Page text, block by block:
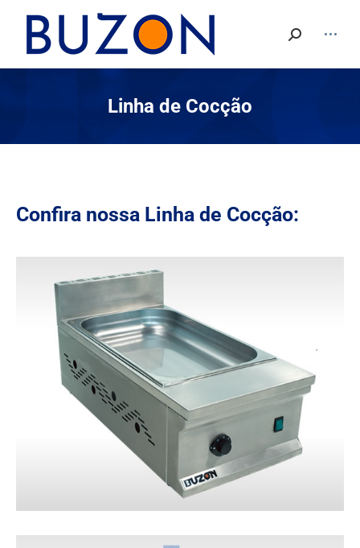
Search:
Linha de Cocção
Confira nossa Linha de Cocção: